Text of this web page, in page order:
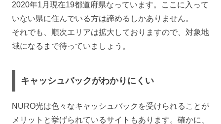
2020年1月現在19都道府県なっています。ここに入って
いない県に住んでいる方は諦めるしかありません。
それでも、順次エリアは拡大しておりますので、対象地
域になるまで待っていましょう。
キャッシュバックがわかりにくい
NURO光は色々なキャッシュバックを受けられることが
メリットと挙げられているサイトもあります。確かに、